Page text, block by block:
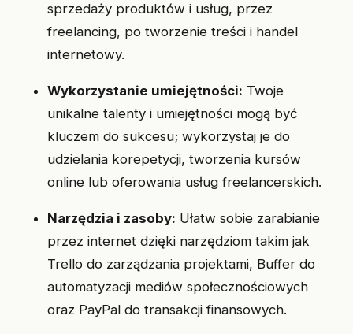
sprzedaży produktów i usług, przez
freelancing, po tworzenie treści i handel
internetowy.
Wykorzystanie umiejętności: Twoje
unikalne talenty i umiejętności mogą być
kluczem do sukcesu; wykorzystaj je do
udzielania korepetycji, tworzenia kursów
online lub oferowania usług freelancerskich.
Narzędzia i zasoby: Ułatw sobie zarabianie
przez internet dzięki narzędziom takim jak
Trello do zarządzania projektami, Buffer do
automatyzacji mediów społecznościowych
oraz PayPal do transakcji finansowych.